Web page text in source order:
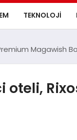
TEKNOLOJI
Magawish
oteli,